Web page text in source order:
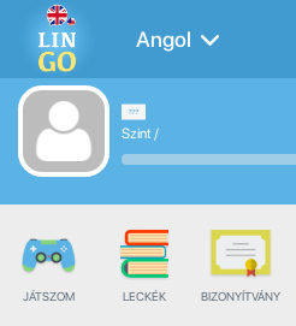
Angol
Szint/
JÁTSZOM LECKÉK BIZONYÍTVÁNY